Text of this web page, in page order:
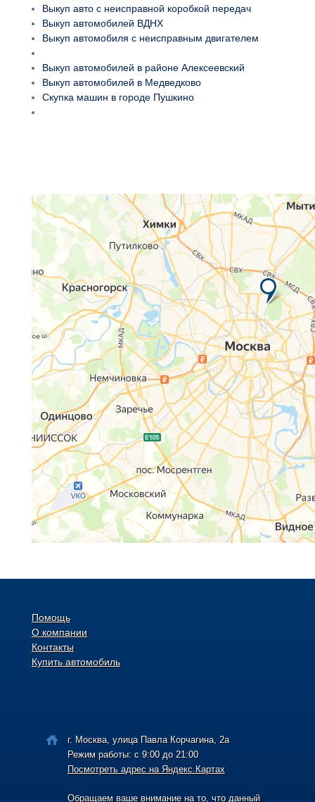
Выкуп авто с неисправной коробкой передач
Выкуп автомобилей ВДНХ
Выкуп автомобиля с неисправным двигателем
Выкуп автомобилей в районе Алексеевский
Выкуп автомобилей в Медведково
Скупка машин в городе Пушкино
Помощь
О компании
Контакты
Купить автомобиль
г. Москва, улица Павла Корчагина, 2а
Режим работы: с 9:00 до 21:00
Посмотреть адрес на Яндекс.Картах
Обращаем ваше внимание на то, что данный